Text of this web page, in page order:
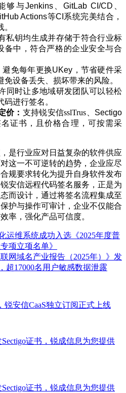
够与Jenkins、GitLab CI/CD、
Actions等CI系统完美结合，
私钥均生成并存储于符合行业标
备中，符合严格的企业安全与合
避免每年更换UKey，节省硬件采
免设备丢失、损坏带来的风险。
同时让多地域研发团队可以轻松
进行签名。
价： 支持锐安信sslTrus 、Sectigo
证书，且价格合理，可按需采
是行业应对日益复杂的软件供应
这一不可逆转的趋势，企业应尽
规要求转化为提升自身软件发布
安信远程代码签名服务，正是为
而设计，通过将签名流程集成至
护与操作可审计，企业不仅能合
率，强化产品可信度。
运维系统成功入选《2025年度普
项立项名单》
网域名产业报告（2025年）》发
超17000名用户敏感数据泄露
锐安信CaaS独立订阅正式上线
Sectigo证书，锐成信息为您提供
Sectigo证书，锐成信息为您提供